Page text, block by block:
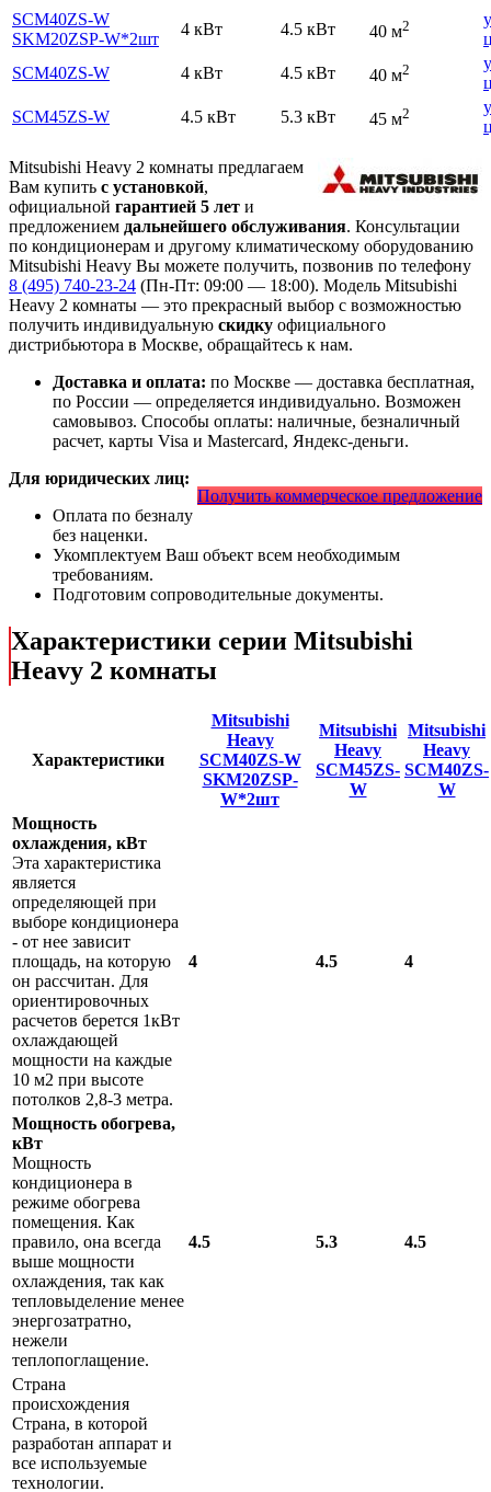
SCM40ZS-W
SKM20ZSP-W*2шт
4 кВт 4.5 кВт 40 м2
SCM40ZS-W
4 кВт 4.5 кВт 40 м2
SCM45ZS-W
4.5 кВт 5.3 кВт 45 м2
Mitsubishi Heavy 2 комнаты предлагаем
Вам купить с установкой,
официальной гарантией 5 лет и
предложением дальнейшего обслуживания. Консультации
по кондиционерам и другому климатическому оборудованию
Mitsubishi Heavy Вы можете получить, позвонив по телефону
8 (495) 740-23-24 (Пн-Пт: 09:00 — 18:00). Модель Mitsubishi
Heavy 2 комнаты — это прекрасный выбор с возможностью
получить индивидуальную скидку официального
дистрибьютора в Москве, обращайтесь к нам.
Доставка и оплата: по Москве — доставка бесплатная,
по России — определяется индивидуально. Возможен
самовывоз. Способы оплаты: наличные, безналичный
расчет, карты Visa и Mastercard, Яндекс-деньги.
Получить коммерческое предложение
Для юридических лиц:
Оплата по безналу
без наценки.
Укомплектуем Ваш объект всем необходимым
требованиям.
Подготовим сопроводительные документы.
Характеристики серии Mitsubishi
Heavy 2 комнаты
Характеристики
Mitsubishi
Heavy
SCM40ZS-W
SKM20ZSP-
W*2шт
Mitsubishi
Heavy
SCM45ZS-
W
Mitsubishi
Heavy
SCM40ZS-
W
Мощность
охлаждения, кВт
Эта характеристика
является
определяющей при
выборе кондиционера
- от нее зависит
площадь, на которую
он рассчитан. Для
ориентировочных
расчетов берется 1кВт
охлаждающей
мощности на каждые
10 м2 при высоте
потолков 2,8-3 метра.
4 4.5 4
Мощность обогрева,
кВт
Мощность
кондиционера в
режиме обогрева
помещения. Как
правило, она всегда
выше мощности
охлаждения, так как
тепловыделение менее
энергозатратно,
нежели
теплопоглащение.
4.5 5.3 4.5
Страна
происхождения
Страна, в которой
разработан аппарат и
все используемые
технологии.